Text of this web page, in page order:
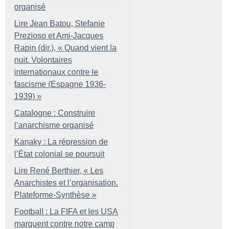
organisé
Lire Jean Batou, Stefanie
Prezioso et Ami-Jacques
Rapin (dir.), « Quand vient la
nuit. Volontaires
internationaux contre le
fascisme (Espagne 1936-
1939) »
Catalogne : Construire
l’anarchisme organisé
Kanaky : La répression de
l’État colonial se poursuit
Lire René Berthier, « Les
Anarchistes et l’organisation.
Plateforme-Synthèse »
Football : La FIFA et les USA
marquent contre notre camp